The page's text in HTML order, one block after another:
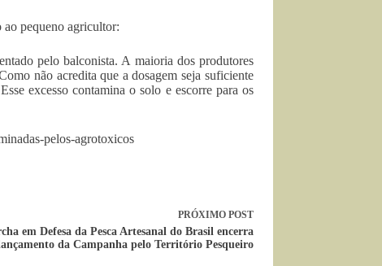
pequeno agricultor:
pelo balconista. A maioria dos produtores
não acredita que a dosagem seja suficiente
excesso contamina o solo e escorre para os
pelos-agrotoxicos
PRÓXIMO POST
em Defesa da Pesca Artesanal do Brasil encerra
da Campanha pelo Território Pesqueiro